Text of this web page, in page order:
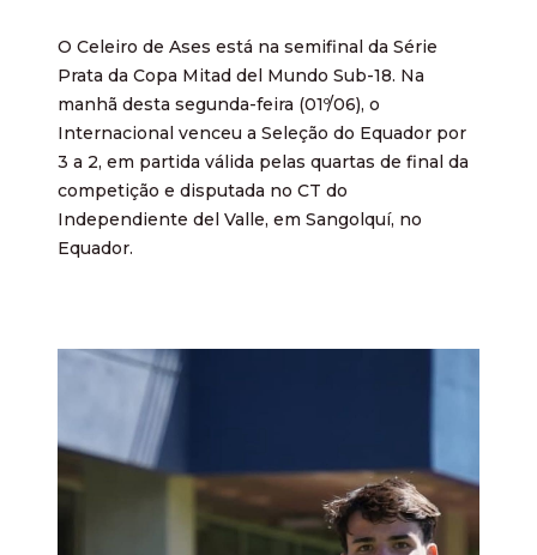
O Celeiro de Ases está na semifinal da Série
Prata da Copa Mitad del Mundo Sub-18. Na
manhã desta segunda-feira (01º/06), o
Internacional venceu a Seleção do Equador por
3 a 2, em partida válida pelas quartas de final da
competição e disputada no CT do
Independiente del Valle, em Sangolquí, no
Equador.